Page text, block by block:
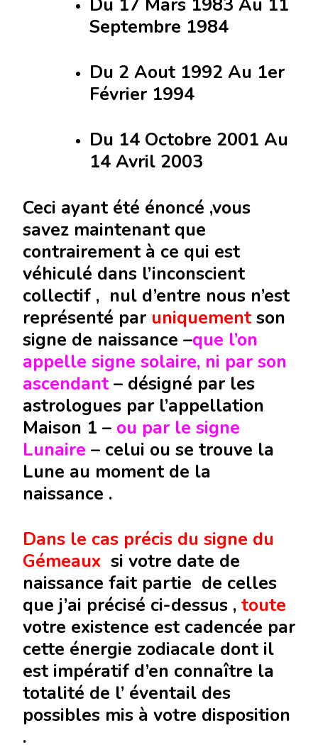
Du 17 Mars 1983 Au 11
Septembre 1984
Du 2 Aout 1992 Au 1er
Février 1994
Du 14 Octobre 2001 Au
14 Avril 2003
Ceci ayant été énoncé ,vous
savez maintenant que
contrairement à ce qui est
véhiculé dans l’inconscient
collectif , nul d’entre nous n’est
représenté par uniquement son
signe de naissance –que l’on
appelle signe solaire, ni par son
ascendant – désigné par les
astrologues par l’appellation
Maison 1 – ou par le signe
Lunaire – celui ou se trouve la
Lune au moment de la
naissance .
Dans le cas précis du signe du
Gémeaux si votre date de
naissance fait partie de celles
que j’ai précisé ci-dessus , toute
votre existence est cadencée par
cette énergie zodiacale dont il
est impératif d’en connaître la
totalité de l’ éventail des
possibles mis à votre disposition
.